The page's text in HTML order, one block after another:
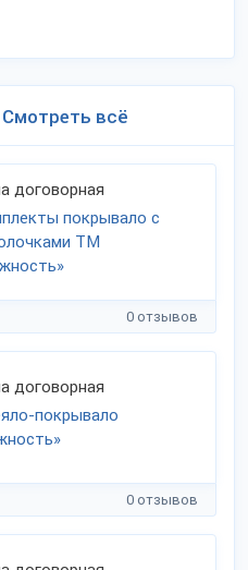
Смотреть всё
договорная
покрывало с
ТМ
0 отзывов
договорная
покрывало
0 отзывов